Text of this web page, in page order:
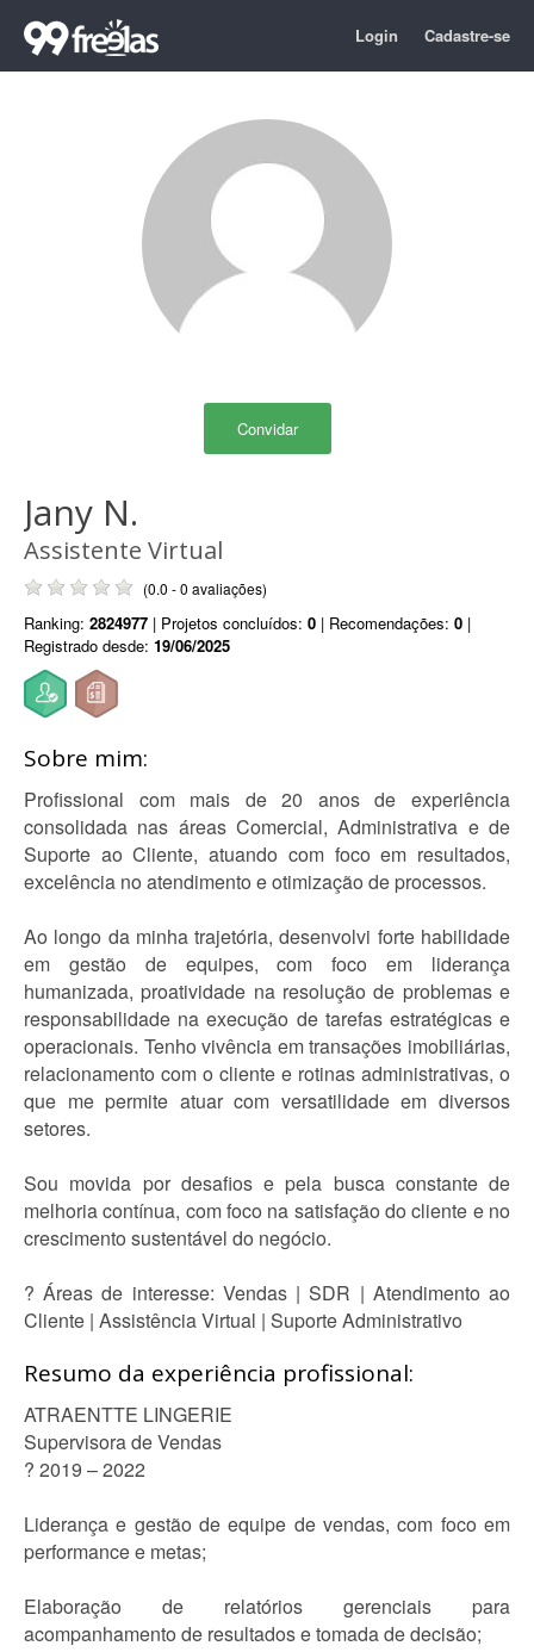
Login Cadastre-se
Convidar
Jany N.
Assistente Virtual
(0.0 - 0 avaliações)
Ranking: 2824977 | Projetos concluídos: 0 | Recomendações: 0 |
Registrado desde: 19/06/2025
Sobre mim:
Profissional com mais de 20 anos de experiência
consolidada nas áreas Comercial, Administrativa e de
Suporte ao Cliente, atuando com foco em resultados,
excelência no atendimento e otimização de processos.
Ao longo da minha trajetória, desenvolvi forte habilidade
em gestão de equipes, com foco em liderança
humanizada, proatividade na resolução de problemas e
responsabilidade na execução de tarefas estratégicas e
operacionais. Tenho vivência em transações imobiliárias,
relacionamento com o cliente e rotinas administrativas, o
que me permite atuar com versatilidade em diversos
setores.
Sou movida por desafios e pela busca constante de
melhoria contínua, com foco na satisfação do cliente e no
crescimento sustentável do negócio.
? Áreas de interesse: Vendas | SDR | Atendimento ao
Cliente | Assistência Virtual | Suporte Administrativo
Resumo da experiência profissional:
ATRAENTTE LINGERIE
Supervisora de Vendas
? 2019 – 2022
Liderança e gestão de equipe de vendas, com foco em
performance e metas;
Elaboração de relatórios gerenciais para
acompanhamento de resultados e tomada de decisão;